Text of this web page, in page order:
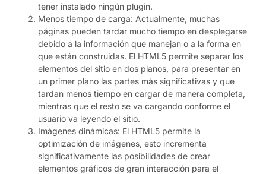
tener instalado ningún plugin.
Menos tiempo de carga: Actualmente, muchas
páginas pueden tardar mucho tiempo en desplegarse
debido a la información que manejan o a la forma en
que están construidas. El HTML5 permite separar los
elementos del sitio en dos planos, para presentar en
un primer plano las partes más significativas y que
tardan menos tiempo en cargar de manera completa,
mientras que el resto se va cargando conforme el
usuario va leyendo el sitio.
Imágenes dinámicas: El HTML5 permite la
optimización de imágenes, esto incrementa
significativamente las posibilidades de crear
elementos gráficos de gran interacción para el